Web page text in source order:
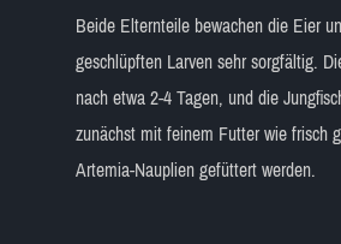
Beide Elternteile bewachen die Eier
geschlüpften Larven sehr sorgfältig.
nach etwa 2-4 Tagen, und die
zunächst mit feinem Futter wie frisch
Artemia-Nauplien gefüttert werden.